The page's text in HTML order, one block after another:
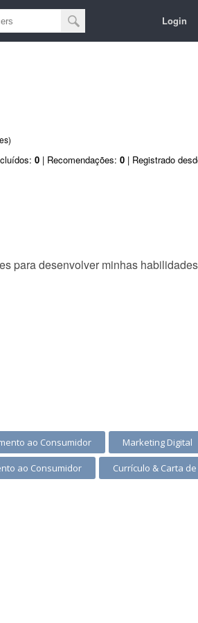
Login
0 | Recomendações: 0 | Registrado
para desenvolver minhas
ao Consumidor Marketing Digital
ao Consumidor Currículo & Carta